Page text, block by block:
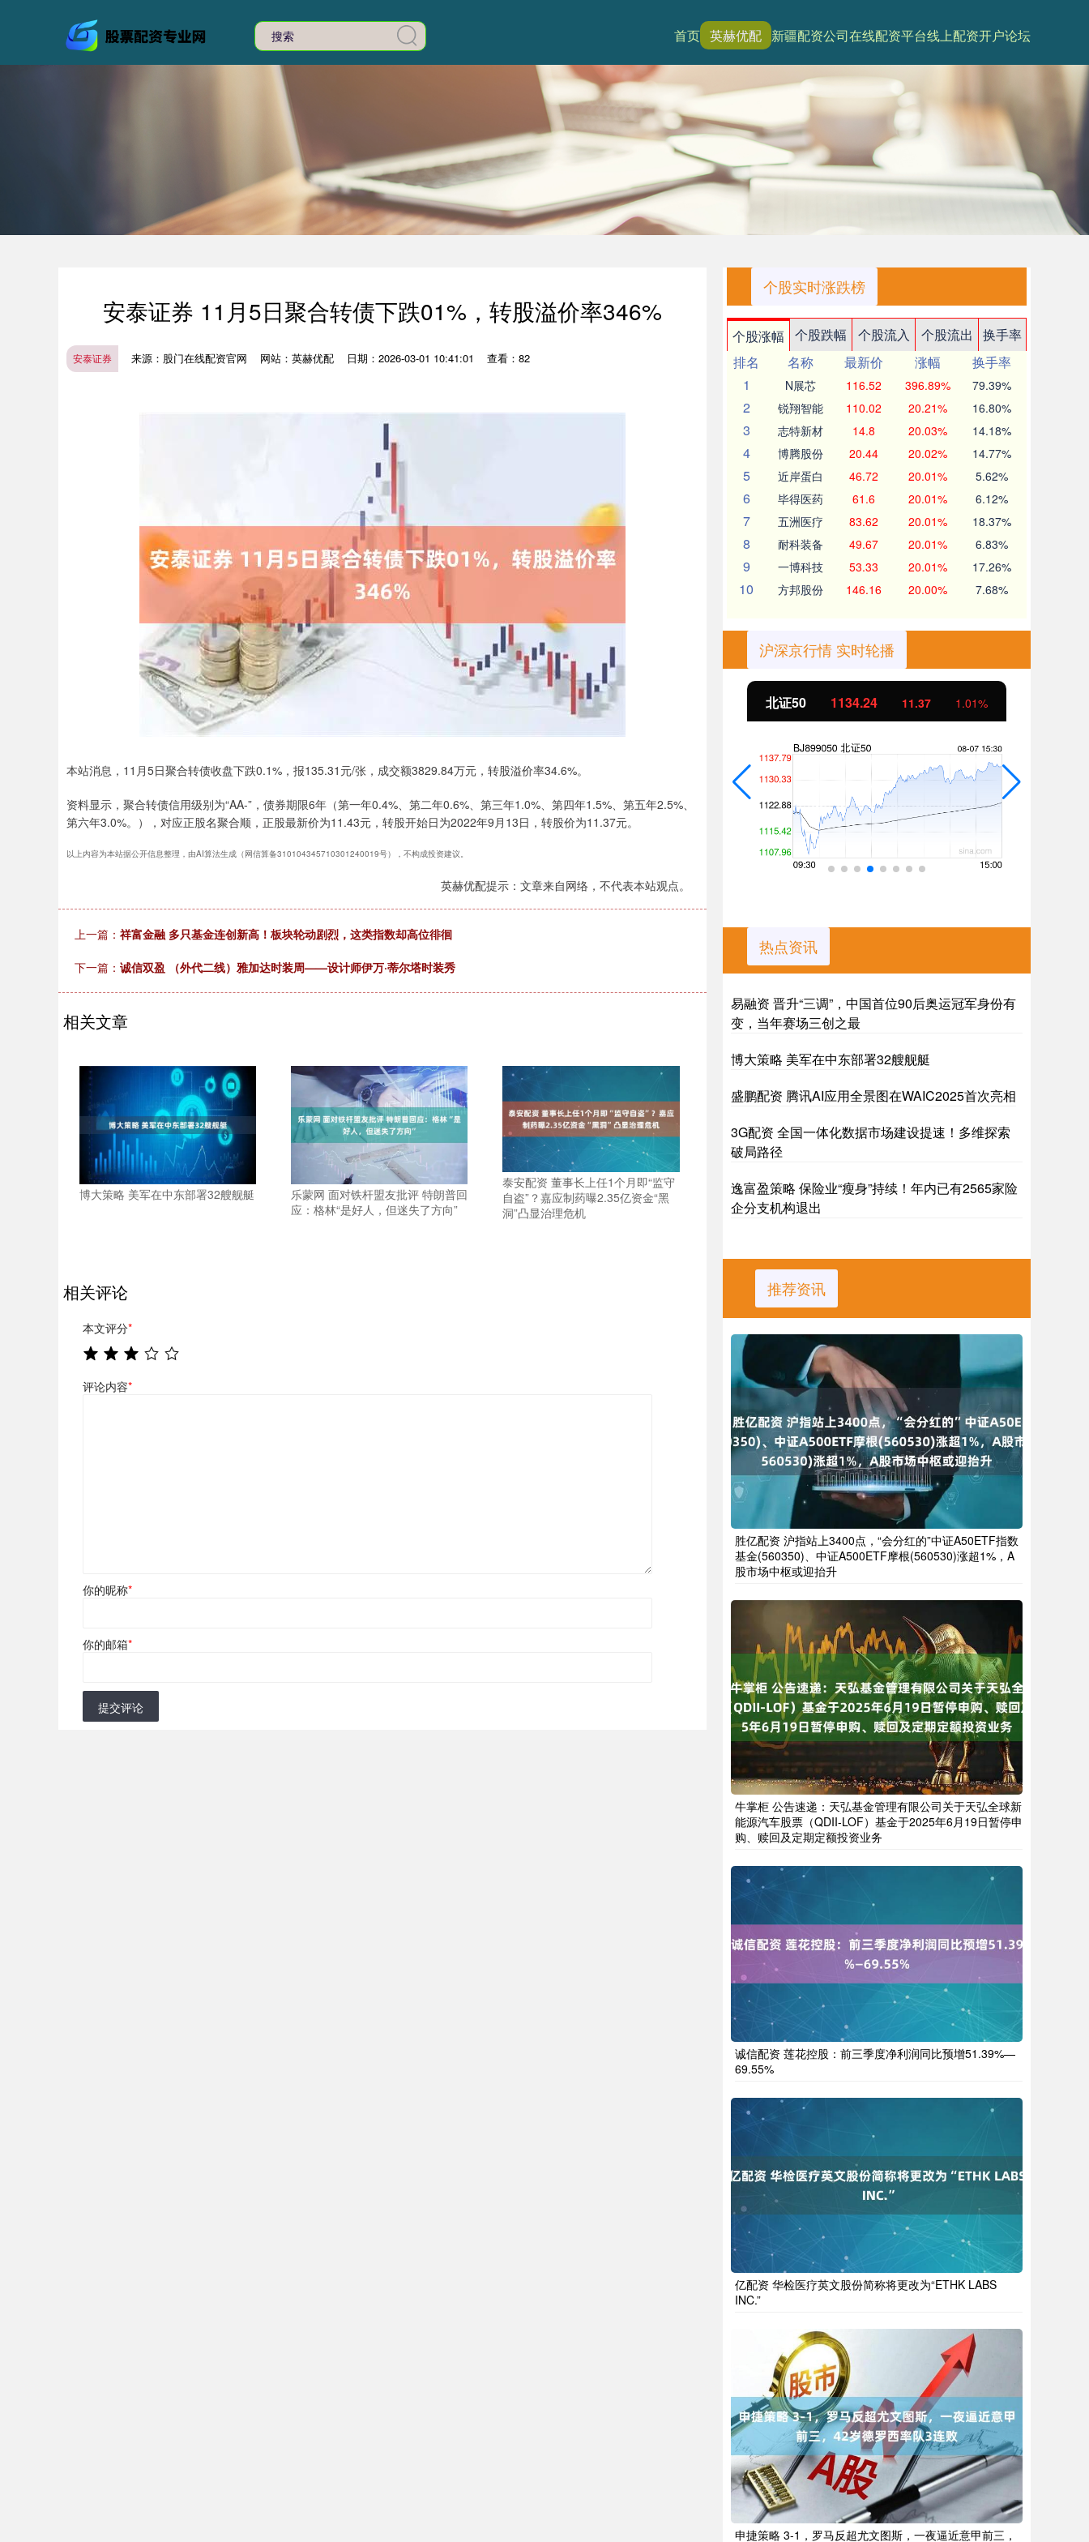
首页 英赫优配 新疆配资公司在线配资平台线上配资开户论坛
安泰证券 11月5日聚合转债下跌01%，转股溢价率346%
安泰证券 来源：股门在线配资官网 网站：英赫优配 日期：2026-03-01 10:41:01 查看：82
本站消息，11月5日聚合转债收盘下跌0.1%，报135.31元/张，成交额3829.84万元，转股溢价率34.6%。
资料显示，聚合转债信用级别为“AA-”，债券期限6年（第一年0.4%、第二年0.6%、第三年1.0%、第四年1.5%、第五年2.5%、
第六年3.0%。），对应正股名聚合顺，正股最新价为11.43元，转股开始日为2022年9月13日，转股价为11.37元。
以上内容为本站据公开信息整理，由AI算法生成（网信算备310104345710301240019号），不构成投资建议。
英赫优配提示：文章来自网络，不代表本站观点。
上一篇： 祥富金融 多只基金连创新高！板块轮动剧烈，这类指数却高位徘徊
下一篇： 诚信双盈 （外代二线）雅加达时装周——设计师伊万·蒂尔塔时装秀
相关文章
博大策略 美军在中东部署32艘舰艇
乐蒙网 面对铁杆盟友批评 特朗普回
应：格林“是好人，但迷失了方向”
泰安配资 董事长上任1个月即“监守
自盗”？嘉应制药曝2.35亿资金“黑
洞”凸显治理危机
相关评论
本文评分*
评论内容*
你的昵称*
你的邮箱*
提交评论
个股实时涨跌榜
个股涨幅 个股跌幅 个股流入 个股流出
换手率
排名
名称 最新价 涨幅
换手率
1
N展芯 116.52 396.89% 79.39%
2 锐翔智能 110.02 20.21% 16.80%
3 志特新材 14.8 20.03% 14.18%
4 博腾股份 20.44 20.02% 14.77%
5 近岸蛋白 46.72 20.01% 5.62%
6 毕得医药 61.6 20.01% 6.12%
7 五洲医疗 83.62 20.01% 18.37%
8 耐科装备 49.67 20.01% 6.83%
9 一博科技 53.33 20.01% 17.26%
10 方邦股份 146.16 20.00% 7.68%
沪深京行情 实时轮播
深证成指 14311.01 4694.44 43.13 北证50 1134.24 11.37 1.01%
热点资讯
易融资 晋升“三调”，中国首位90后奥运冠军身份有
变，当年赛场三创之最
博大策略 美军在中东部署32艘舰艇
盛鹏配资 腾讯AI应用全景图在WAIC2025首次亮相
3G配资 全国一体化数据市场建设提速！多维探索
破局路径
逸富盈策略 保险业“瘦身”持续！年内已有2565家险
企分支机构退出
推荐资讯
胜亿配资 沪指站上3400点，“会分红的”中证A50ETF指数
基金(560350)、中证A500ETF摩根(560530)涨超1%，A
股市场中枢或迎抬升
牛掌柜 公告速递：天弘基金管理有限公司关于天弘全球新
能源汽车股票（QDII-LOF）基金于2025年6月19日暂停申
购、赎回及定期定额投资业务
诚信配资 莲花控股：前三季度净利润同比预增51.39%—
69.55%
亿配资 华检医疗英文股份简称将更改为“ETHK LABS
INC.”
申捷策略 3-1，罗马反超尤文图斯，一夜逼近意甲前三，